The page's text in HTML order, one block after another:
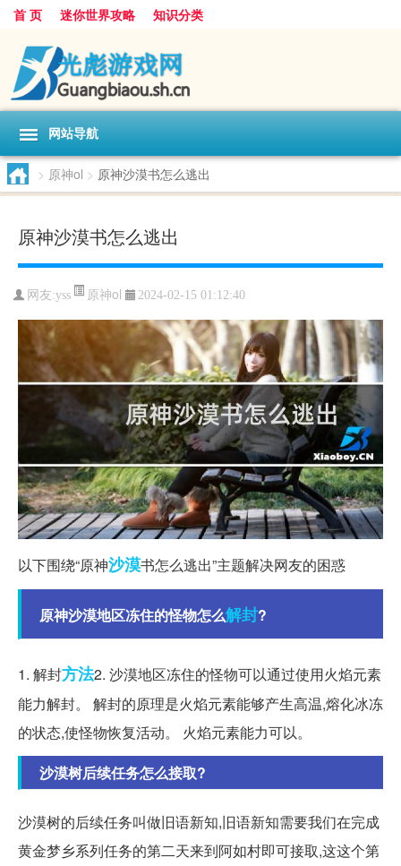
首 页 迷你世界攻略 知识分类
网站导航
> 原神ol > 原神沙漠书怎么逃出
原神沙漠书怎么逃出
网友:yss 原神ol 2024-02-15 01:12:40
以下围绕“原神沙漠书怎么逃出”主题解决网友的困惑
原神沙漠地区冻住的怪物怎么解封?
1. 解封方法2. 沙漠地区冻住的怪物可以通过使用火焰元素
能力解封。 解封的原理是火焰元素能够产生高温,熔化冰冻
的状态,使怪物恢复活动。 火焰元素能力可以。
沙漠树后续任务怎么接取?
沙漠树的后续任务叫做旧语新知,旧语新知需要我们在完成
黄金梦乡系列任务的第二天来到阿如村即可接取,这这个第